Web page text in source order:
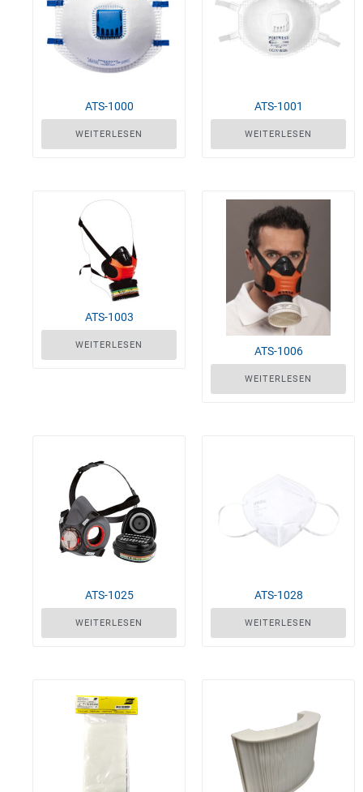
ATS-1000
WEITERLESEN
ATS-1001
WEITERLESEN
ATS-1003
WEITERLESEN ATS-1006
WEITERLESEN
ATS-1025
WEITERLESEN
ATS-1028
WEITERLESEN